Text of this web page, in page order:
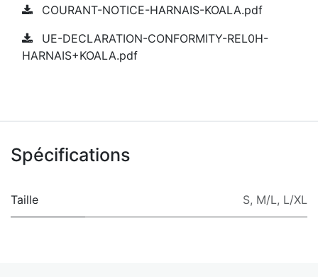
COURANT-NOTICE-HARNAIS-KOALA.pdf
UE-DECLARATION-CONFORMITY-REL0H-
HARNAIS+KOALA.pdf
Spécifications
Taille S, M/L, L/XL